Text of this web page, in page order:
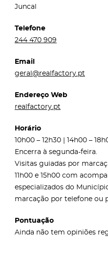
Juncal
Telefone
244 470 909
Email
geral@realfactory.pt
Endereço Web
realfactory.pt
Horário
10h00 – 12h30 | 14h00 –
Encerra à segunda-feira.
Visitas guiadas por
11h00 e 15h00 com
especializados do
marcação por telefone ou
Pontuação
Ainda não tem opiniões